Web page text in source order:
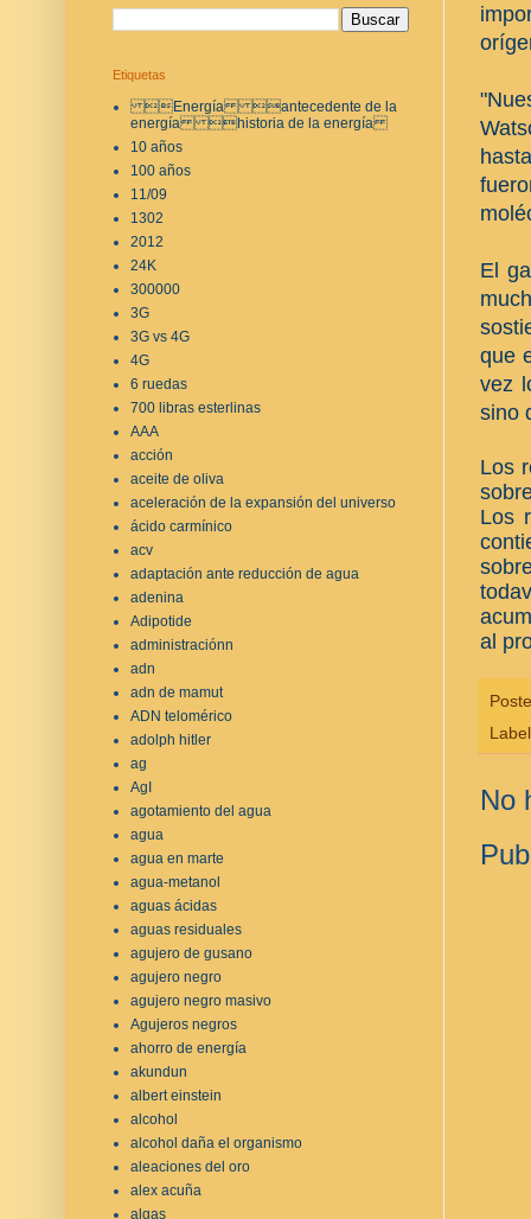
El
que
vez
sino
Los
Los
al
No
Etiquetas
Energía antecedente de la
energía historia de la energía
10 años
100 años
11/09
1302
2012
24K
300000
3G
3G vs 4G
4G
6 ruedas
700 libras esterlinas
AAA
acción
aceite de oliva
aceleración de la expansión del universo
ácido carmínico
acv
adaptación ante reducción de agua
adenina
Adipotide
administraciónn
adn
adn de mamut
ADN telomérico
adolph hitler
ag
AgI
agotamiento del agua
agua
agua en marte
agua-metanol
aguas ácidas
aguas residuales
agujero de gusano
agujero negro
agujero negro masivo
Agujeros negros
ahorro de energía
akundun
albert einstein
alcohol
alcohol daña el organismo
aleaciones del oro
alex acuña
algas